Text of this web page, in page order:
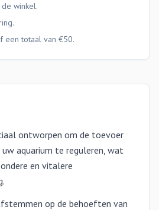
de winkel.
.
een totaal van €50.
ontworpen om de toevoer
aquarium te reguleren, wat
en vitalere
op de behoeften van